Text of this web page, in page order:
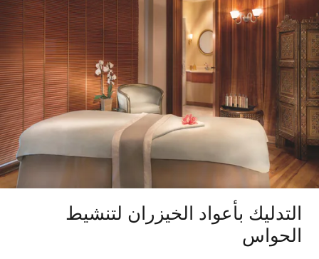
التدليك بأعواد الخيزران لتنشيط
الحواس